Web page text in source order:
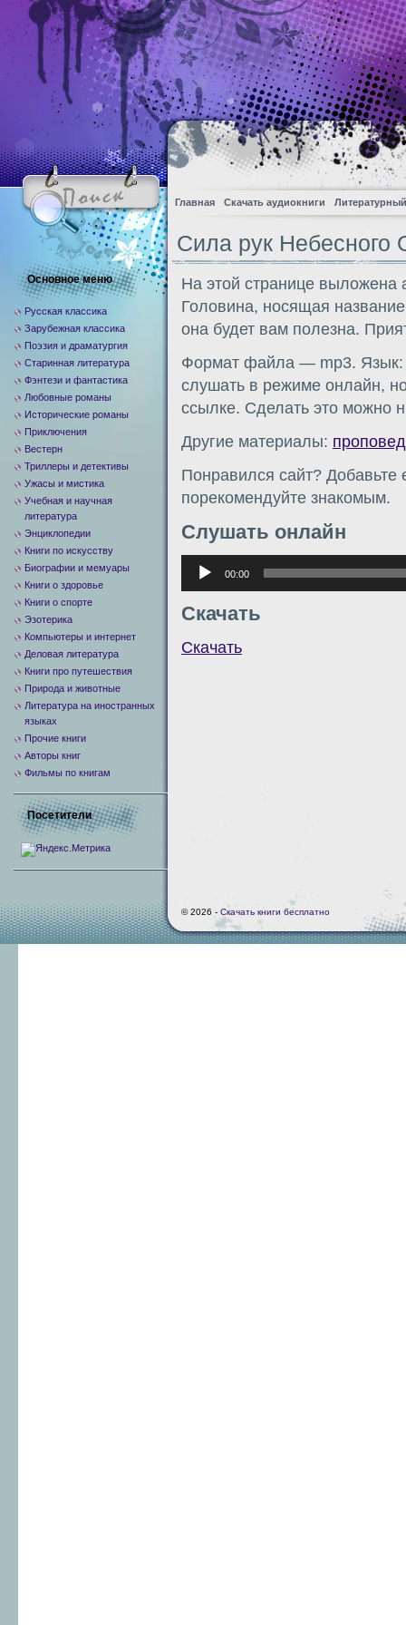
Главная Скачать аудиокниги
Сила рук Небесного
На этой странице
Головина, носящая
она будет вам полезна.
Формат файла — mp3. Язык:
слушать в режиме онлайн,
ссылке. Сделать это можно
Другие материалы:
Понравился сайт? Добавьте
порекомендуйте знакомым.
Слушать онлайн
Аудиоплеер
00:00
Скачать
Скачать
Основное меню
Русская классика
Зарубежная классика
Поэзия и драматургия
Старинная литература
Фэнтези и фантастика
Любовные романы
Исторические романы
Приключения
Вестерн
Триллеры и детективы
Ужасы и мистика
Учебная и научная
литература
Энциклопедии
Книги по искусству
Биографии и мемуары
Книги о здоровье
Книги о спорте
Эзотерика
Компьютеры и интернет
Деловая литература
Книги про путешествия
Природа и животные
Литература на иностранных
языках
Прочие книги
Авторы книг
Фильмы по книгам
Посетители
© 2026 - Скачать книги бесплатно